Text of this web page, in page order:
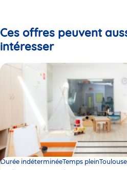
Ces offres peuvent
intéresser
Durée indéterminéeTemps pleinToulouse